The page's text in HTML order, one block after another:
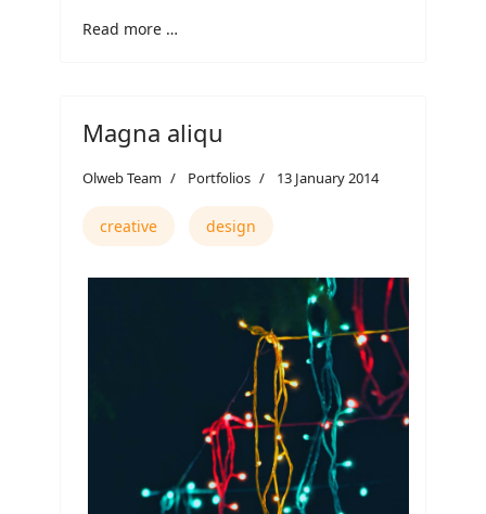
Read more …
Magna aliqu
Olweb Team Portfolios 13 January 2014
creative design